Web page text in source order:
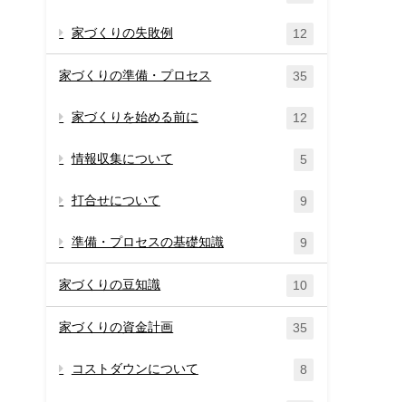
家づくりの失敗例 12
家づくりの準備・プロセス 35
家づくりを始める前に 12
情報収集について 5
打合せについて 9
準備・プロセスの基礎知識 9
家づくりの豆知識 10
家づくりの資金計画 35
コストダウンについて 8